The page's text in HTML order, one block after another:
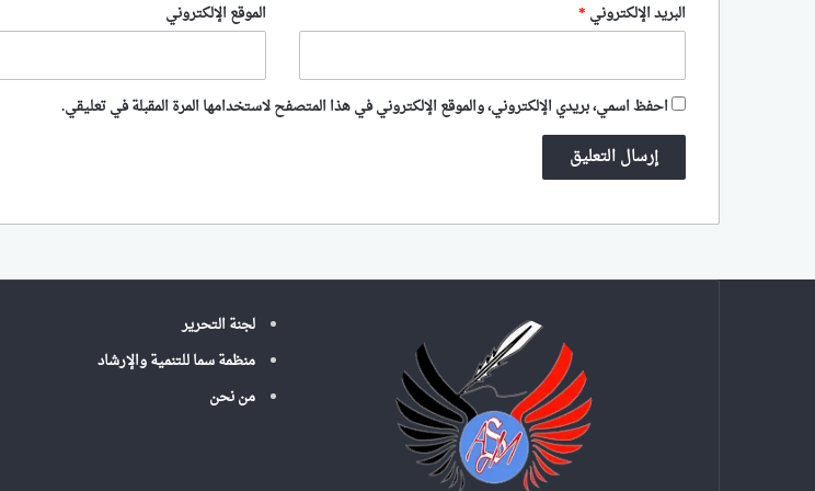
البريد الإلكتروني * الموقع الإلكتروني
احفظ اسمي، بريدي الإلكتروني، والموقع الإلكتروني في هذا المتصفح لاستخدامها المرة المقبلة في تعليقي.
لجنة التحرير
منظمة سما للتنمية والإرشاد
من نحن